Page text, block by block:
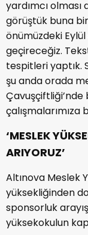
yardımcı
görüştük buna
önümüzdeki
geçireceğiz.
tespitleri yaptık.
şu anda orada
çalışmalarımıza
‘MESLEK
ARIYORUZ’
Altınova Meslek
yüksekliğinden
sponsorluk
yüksekokulun